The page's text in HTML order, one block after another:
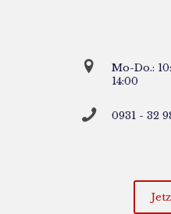
Mo-Do.:
14:00
0931 - 32